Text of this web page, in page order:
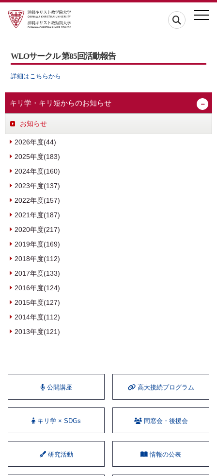
WLOサークル 第85回活動報告
詳細はこちらから
キリ学・キリ短からのお知らせ
お知らせ
2026年度(44)
2025年度(183)
2024年度(160)
2023年度(137)
2022年度(157)
2021年度(187)
2020年度(217)
2019年度(169)
2018年度(112)
2017年度(133)
2016年度(124)
2015年度(127)
2014年度(112)
2013年度(121)
公開講座 ⾼⼤接続プログラム
キリ学 × SDGs 同窓会・後援会
研究活動 情報の公表